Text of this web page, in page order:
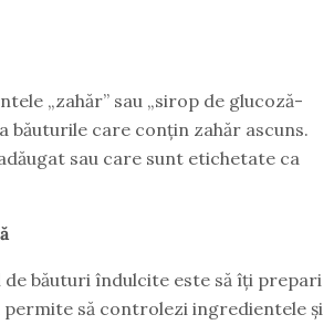
„zahăr” sau „sirop de glucoză-
băuturile care conțin zahăr ascuns.
sau care sunt etichetate ca
băuturi îndulcite este să îți prepari
permite să controlezi ingredientele și